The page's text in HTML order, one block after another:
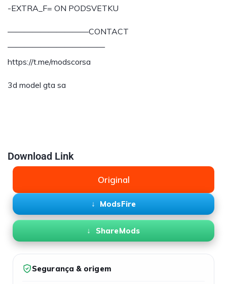
-EXTRA_F= ON PODSVETKU
——————————CONTACT
————————————
https://t.me/modscorsa
3d model gta sa
Download Link
Original
ModsFire
ShareMods
Segurança & origem